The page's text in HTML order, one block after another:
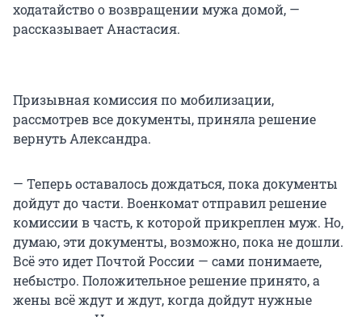
ходатайство о возвращении мужа домой, —
рассказывает Анастасия.
Призывная комиссия по мобилизации,
рассмотрев все документы, приняла решение
вернуть Александра.
— Теперь оставалось дождаться, пока документы
дойдут до части. Военкомат отправил решение
комиссии в часть, к которой прикреплен муж. Но,
думаю, эти документы, возможно, пока не дошли.
Всё это идет Почтой России — сами понимаете,
небыстро. Положительное решение принято, а
жены всё ждут и ждут, когда дойдут нужные